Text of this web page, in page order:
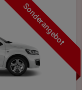
Sonderangebot